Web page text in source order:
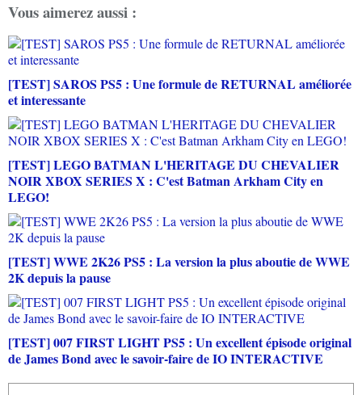
Vous aimerez aussi :
[TEST] SAROS PS5 : Une formule de RETURNAL améliorée
et interessante
[TEST] LEGO BATMAN L'HERITAGE DU CHEVALIER
NOIR XBOX SERIES X : C'est Batman Arkham City en
LEGO!
[TEST] WWE 2K26 PS5 : La version la plus aboutie de WWE
2K depuis la pause
[TEST] 007 FIRST LIGHT PS5 : Un excellent épisode original
de James Bond avec le savoir-faire de IO INTERACTIVE